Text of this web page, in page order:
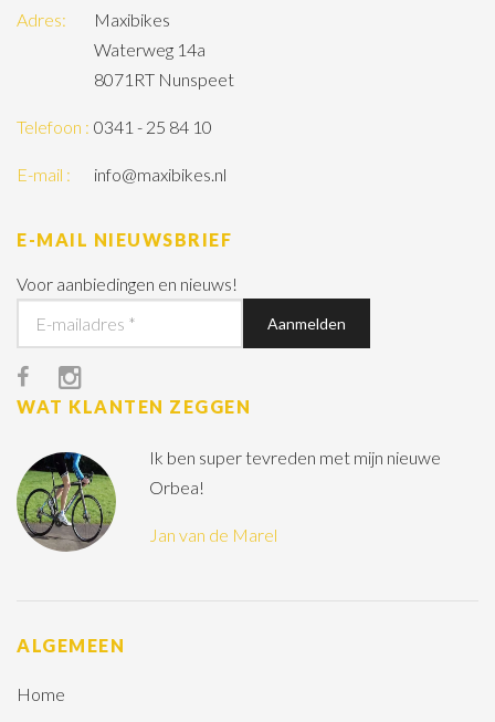
Adres:
Maxibikes
Waterweg 14a
8071RT Nunspeet
Telefoon : 0341 - 25 84 10
E-mail : info@maxibikes.nl
E-MAIL NIEUWSBRIEF
Voor aanbiedingen en nieuws!
WAT KLANTEN ZEGGEN
Ik ben super tevreden met mijn nieuwe
Orbea!
Jan van de Marel
ALGEMEEN
Home